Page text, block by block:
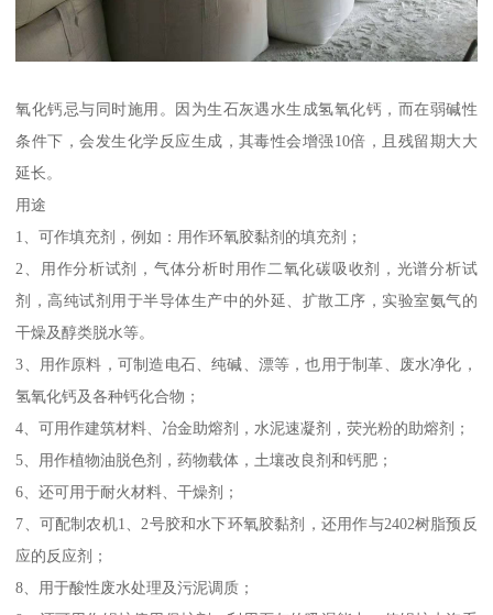
氧化钙忌与同时施用。因为生石灰遇水生成氢氧化钙，而在弱碱性
条件下，会发生化学反应生成，其毒性会增强10倍，且残留期大大
延长。
用途
1、可作填充剂，例如：用作环氧胶黏剂的填充剂；
2、用作分析试剂，气体分析时用作二氧化碳吸收剂，光谱分析试
剂，高纯试剂用于半导体生产中的外延、扩散工序，实验室氨气的
干燥及醇类脱水等。
3、用作原料，可制造电石、纯碱、漂等，也用于制革、废水净化，
氢氧化钙及各种钙化合物；
4、可用作建筑材料、冶金助熔剂，水泥速凝剂，荧光粉的助熔剂；
5、用作植物油脱色剂，药物载体，土壤改良剂和钙肥；
6、还可用于耐火材料、干燥剂；
7、可配制农机1、2号胶和水下环氧胶黏剂，还用作与2402树脂预反
应的反应剂；
8、用于酸性废水处理及污泥调质；